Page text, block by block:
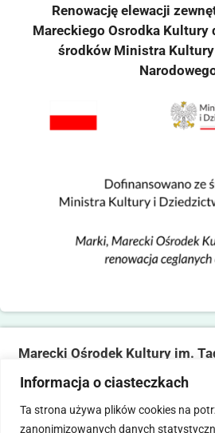
Informacja o ciasteczkach
Ta strona używa plików cookies na
zanonimizowanych danych
Renowację elewacji
Mareckiego Osrodka Kultury
środków Ministra
Marecki Ośrodek Kultury im.
ul. Fabryczna 2, 05-
tel. 22 781 14 06,